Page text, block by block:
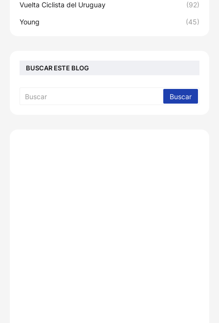
Vuelta Ciclista del Uruguay (92)
Young (45)
BUSCAR ESTE BLOG